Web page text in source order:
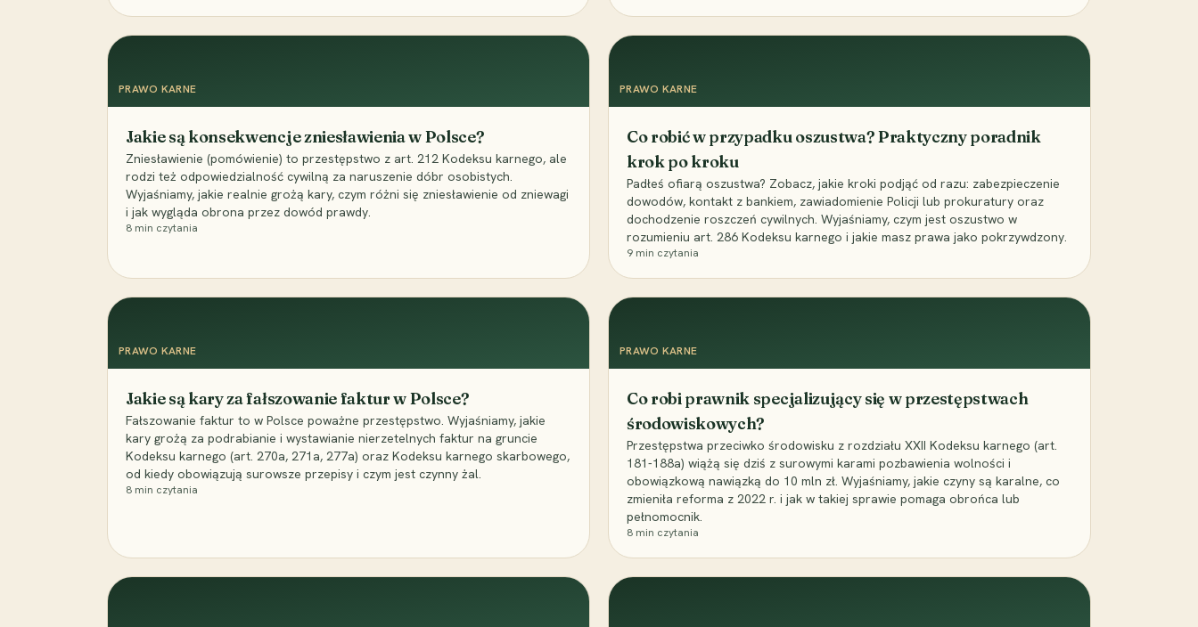
PRAWO KARNE
Jakie są konsekwencje zniesławienia w Polsce?
Zniesławienie (pomówienie) to przestępstwo z art. 212 Kodeksu karnego, ale
rodzi też odpowiedzialność cywilną za naruszenie dóbr osobistych.
Wyjaśniamy, jakie realnie grożą kary, czym różni się zniesławienie od zniewagi
i jak wygląda obrona przez dowód prawdy.
8 min czytania
PRAWO KARNE
Co robić w przypadku oszustwa? Praktyczny poradnik
krok po kroku
Padłeś ofiarą oszustwa? Zobacz, jakie kroki podjąć od razu: zabezpieczenie
dowodów, kontakt z bankiem, zawiadomienie Policji lub prokuratury oraz
dochodzenie roszczeń cywilnych. Wyjaśniamy, czym jest oszustwo w
rozumieniu art. 286 Kodeksu karnego i jakie masz prawa jako pokrzywdzony.
9 min czytania
PRAWO KARNE
Jakie są kary za fałszowanie faktur w Polsce?
Fałszowanie faktur to w Polsce poważne przestępstwo. Wyjaśniamy, jakie
kary grożą za podrabianie i wystawianie nierzetelnych faktur na gruncie
Kodeksu karnego (art. 270a, 271a, 277a) oraz Kodeksu karnego skarbowego,
od kiedy obowiązują surowsze przepisy i czym jest czynny żal.
8 min czytania
PRAWO KARNE
Co robi prawnik specjalizujący się w przestępstwach
środowiskowych?
Przestępstwa przeciwko środowisku z rozdziału XXII Kodeksu karnego (art.
181-188a) wiążą się dziś z surowymi karami pozbawienia wolności i
obowiązkową nawiązką do 10 mln zł. Wyjaśniamy, jakie czyny są karalne, co
zmieniła reforma z 2022 r. i jak w takiej sprawie pomaga obrońca lub
pełnomocnik.
8 min czytania